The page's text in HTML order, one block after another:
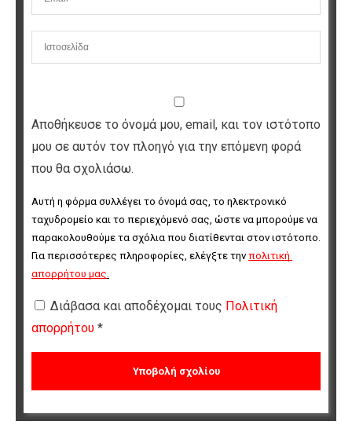
Αποθήκευσε το όνομά μου, email, και τον ιστότοπο
μου σε αυτόν τον πλοηγό για την επόμενη φορά
που θα σχολιάσω.
Αυτή η φόρμα συλλέγει το όνομά σας, το ηλεκτρονικό
ταχυδρομείο και το περιεχόμενό σας, ώστε να μπορούμε να
παρακολουθούμε τα σχόλια που διατίθενται στον ιστότοπο.
Για περισσότερες πληροφορίες, ελέγξτε την πολιτική
απορρήτου μας.
Διάβασα και αποδέχομαι τους Πολιτική
απορρήτου *